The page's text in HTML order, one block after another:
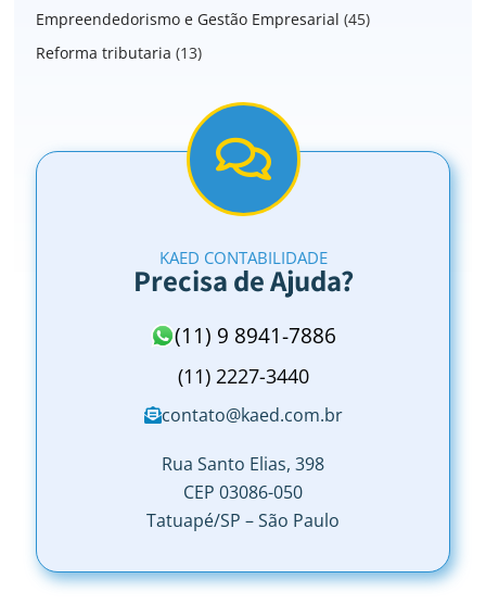
Empreendedorismo e Gestão Empresarial (45)
Reforma tributaria (13)
KAED CONTABILIDADE
Precisa de Ajuda?
(11) 9 8941-7886
(11) 2227-3440
contato@kaed.com.br
Rua Santo Elias, 398
CEP 03086-050
Tatuapé/SP – São Paulo